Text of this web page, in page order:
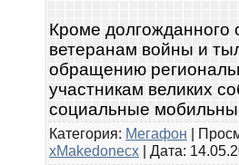
Кроме
ветеранам войны и
обращению
участникам великих
социальные
Категория: Мегафон |
xMakedonecx | Дата: